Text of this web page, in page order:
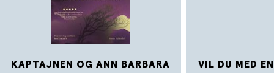
KAPTAJNEN OG ANN BARBARA
VIL DU MED